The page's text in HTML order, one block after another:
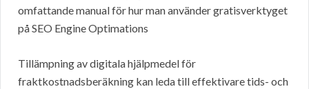
omfattande manual för hur man använder gratisverktyget
på SEO Engine Optimations
Tillämpning av digitala hjälpmedel för
fraktkostnadsberäkning kan leda till effektivare tids- och